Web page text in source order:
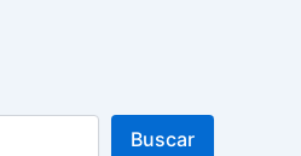
Buscar